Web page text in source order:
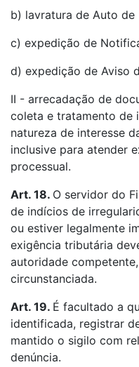
b) lavratura de Auto de
c) expedição de
d) expedição de Aviso
II - arrecadação de
coleta e tratamento de
natureza de interesse
inclusive para atender
processual.
Art. 18. O servidor do
de indícios de
ou estiver legalmente
exigência tributária
autoridade
circunstanciada.
Art. 19. É facultado a
identificada, registrar
mantido o sigilo com
denúncia.